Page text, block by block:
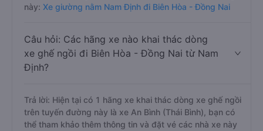
này: Xe giường nằm Nam Định đi Biên Hòa - Đồng Nai
Câu hỏi: Các hãng xe nào khai thác dòng
xe ghế ngồi đi Biên Hòa - Đồng Nai từ Nam
Định?
Trả lời: Hiện tại có 1 hãng xe khai thác dòng xe ghế ngồi
trên tuyến đường này là xe An Bình (Thái Bình), bạn có
thể tham khảo thêm thông tin và đặt vé các nhà xe này